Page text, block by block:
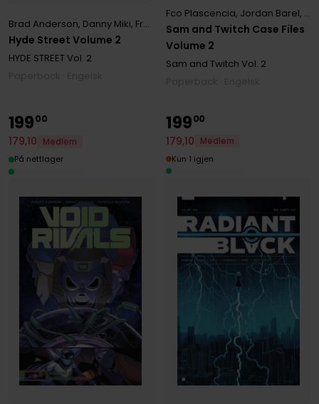
Hyde Street Volume 2
Brad Anderson, Danny Miki, Francis Portela ,Geoff Johns,Ivan Reis
HYDE STREETVol. 2
Sam and Twitch Case Files
Volume 2
Fco Plascencia, Jordan Barel,
Sam and Twitch Vol. 2
19900
179,10
Medlem
På nettlager
19900
179,10
Medlem
Kun 1 igjen